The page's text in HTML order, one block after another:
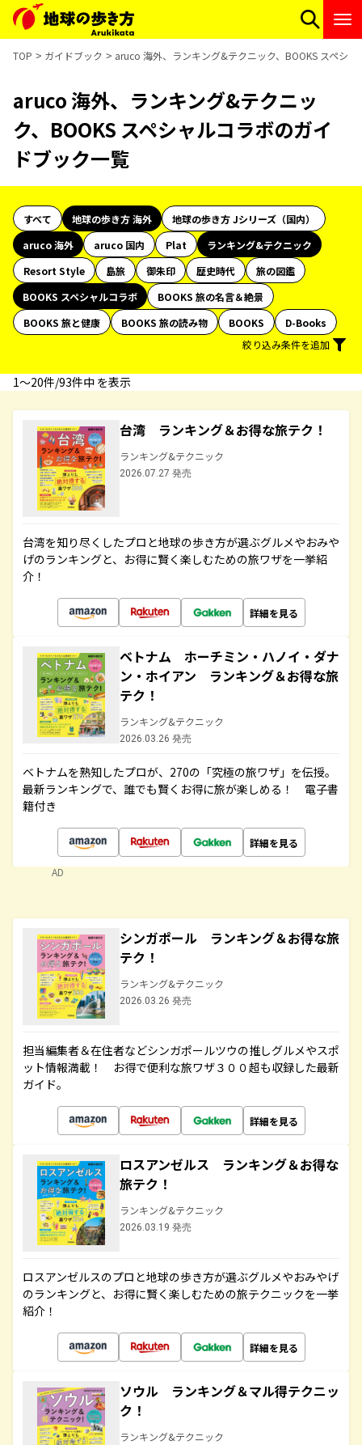
TOP ガイドブック aruco 海外、ランキング&テクニック、BOOKS スペシ
aruco 海外、ランキング&テクニッ
ク、BOOKS スペシャルコラボのガイ
ドブック一覧
すべて 地球の歩き方 海外
地球の歩き方 Jシリーズ（国内）
aruco 海外
aruco 国内 Plat
ランキング&テクニック
Resort Style
島旅 御朱印 歴史時代
旅の図鑑
BOOKS スペシャルコラボ
BOOKS 旅の名言＆絶景
BOOKS 旅と健康
BOOKS 旅の読み物 BOOKS
D-Books
絞り込み条件を追加
1〜20件/93件中 を表示
台湾 ランキング＆お得な旅テク！
ランキング&テクニック
2026.07.27 発売
台湾を知り尽くしたプロと地球の歩き方が選ぶグルメやおみや
げのランキングと、お得に賢く楽しむための旅ワザを一挙紹
介！
詳細を見る
ベトナム ホーチミン・ハノイ・ダナ
ン・ホイアン ランキング＆お得な旅
テク！
ランキング&テクニック
2026.03.26 発売
ベトナムを熟知したプロが、270の「究極の旅ワザ」を伝授。
最新ランキングで、誰でも賢くお得に旅が楽しめる！ 電子書
籍付き
詳細を見る
AD
シンガポール ランキング＆お得な旅
テク！
ランキング&テクニック
2026.03.26 発売
担当編集者＆在住者などシンガポールツウの推しグルメやスポ
ット情報満載！ お得で便利な旅ワザ３００超も収録した最新
ガイド。
詳細を見る
ロスアンゼルス ランキング＆お得な
旅テク！
ランキング&テクニック
2026.03.19 発売
ロスアンゼルスのプロと地球の歩き方が選ぶグルメやおみやげ
のランキングと、お得に賢く楽しむための旅テクニックを一挙
紹介！
詳細を見る
ソウル ランキング＆マル得テクニッ
ク！
ランキング&テクニック